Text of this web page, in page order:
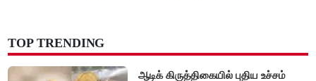
TOP TRENDING
ஆடிக் கிருத்திகையில் புதிய உச்சம்